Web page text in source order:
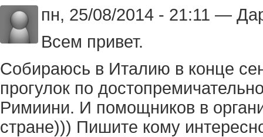
пн, 25/08/2014 - 21:11 —
Всем привет.
Собираюсь в Италию в конце
прогулок по
Римиини. И помощников в
стране))) Пишите кому